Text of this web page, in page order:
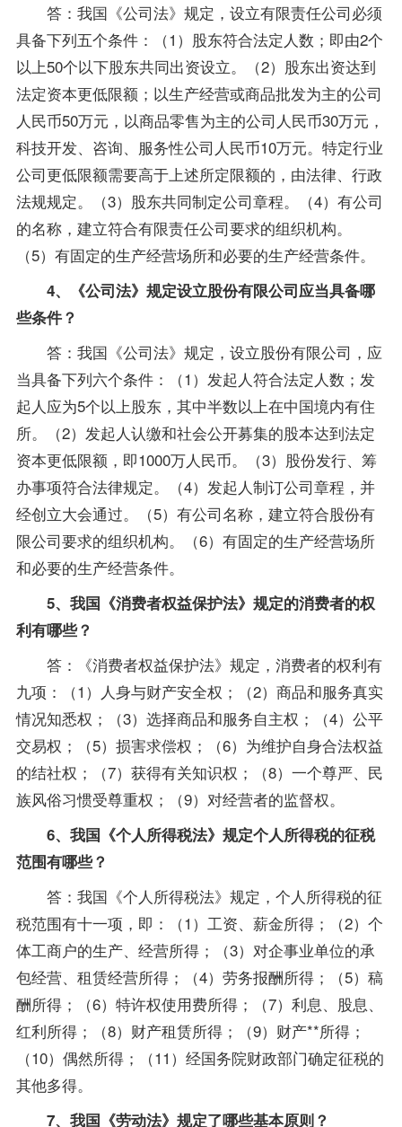
答：我国《公司法》规定，设立有限责任公司必须
具备下列五个条件：（1）股东符合法定人数；即由2个
以上50个以下股东共同出资设立。（2）股东出资达到
法定资本更低限额；以生产经营或商品批发为主的公司
人民币50万元，以商品零售为主的公司人民币30万元，
科技开发、咨询、服务性公司人民币10万元。特定行业
公司更低限额需要高于上述所定限额的，由法律、行政
法规规定。（3）股东共同制定公司章程。（4）有公司
的名称，建立符合有限责任公司要求的组织机构。
（5）有固定的生产经营场所和必要的生产经营条件。
4、《公司法》规定设立股份有限公司应当具备哪
些条件？
答：我国《公司法》规定，设立股份有限公司，应
当具备下列六个条件：（1）发起人符合法定人数；发
起人应为5个以上股东，其中半数以上在中国境内有住
所。（2）发起人认缴和社会公开募集的股本达到法定
资本更低限额，即1000万人民币。（3）股份发行、筹
办事项符合法律规定。（4）发起人制订公司章程，并
经创立大会通过。（5）有公司名称，建立符合股份有
限公司要求的组织机构。（6）有固定的生产经营场所
和必要的生产经营条件。
5、我国《消费者权益保护法》规定的消费者的权
利有哪些？
答：《消费者权益保护法》规定，消费者的权利有
九项：（1）人身与财产安全权；（2）商品和服务真实
情况知悉权；（3）选择商品和服务自主权；（4）公平
交易权；（5）损害求偿权；（6）为维护自身合法权益
的结社权；（7）获得有关知识权；（8）一个尊严、民
族风俗习惯受尊重权；（9）对经营者的监督权。
6、我国《个人所得税法》规定个人所得税的征税
范围有哪些？
答：我国《个人所得税法》规定，个人所得税的征
税范围有十一项，即：（1）工资、薪金所得；（2）个
体工商户的生产、经营所得；（3）对企事业单位的承
包经营、租赁经营所得；（4）劳务报酬所得；（5）稿
酬所得；（6）特许权使用费所得；（7）利息、股息、
红利所得；（8）财产租赁所得；（9）财产**所得；
（10）偶然所得；（11）经国务院财政部门确定征税的
其他多得。
7、我国《劳动法》规定了哪些基本原则？